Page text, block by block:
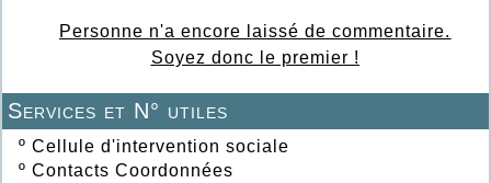
Services et N° utiles
º Cellule d'intervention sociale
º Contacts Coordonnées
Personne n'a encore laissé de commentaire.
Soyez donc le premier !